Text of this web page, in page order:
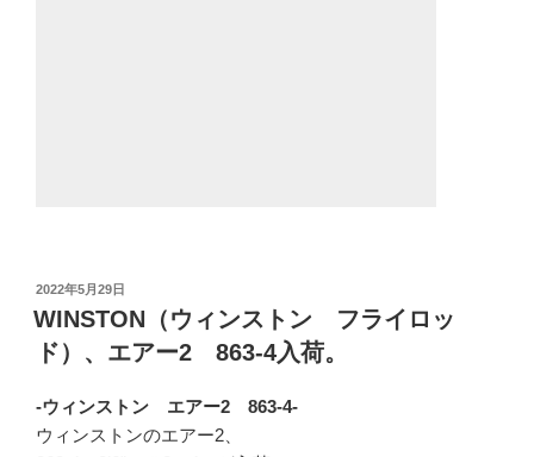
投
稿
日:
2022年5月29日
WINSTON（ウィンストン フライロッ
ド）、エアー2 863-4入荷。
-ウィンストン エアー2 863-4-
ウィンストンのエアー2、